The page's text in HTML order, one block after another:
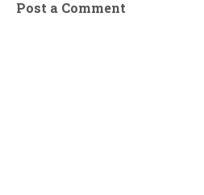
Post a Comment